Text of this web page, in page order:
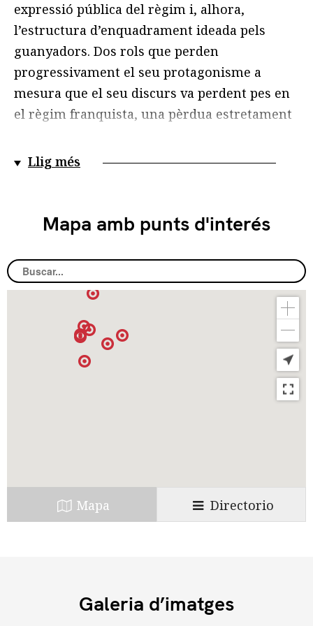
Llig més
expressió pública del règim i, alhora,
l’estructura d’enquadrament ideada pels
guanyadors. Dos rols que perden
progressivament el seu protagonisme a
mesura que el seu discurs va perdent pes en
el règim franquista, una pèrdua estretament
feixisme al nacionalcatolicisme, trànsit
l’escenografia feixista de Falange fou
adoptada pel dictador oportunista mentre li
va convenir. Adopció de bon grat i amb gran
rendiment però mai supeditació.
La Falange (el partit únic), d’inspiració
netament feixista i hereva, per tant, del
Fascio de Mussolini i de les SS hitlerianes, fou
un moviment encapçalat per joves estudiants
caracteritzat de forma sumària pel rebuig de
les injustícies socials de l’estat liberal, un
hauria de donar pas a una democràcia
Mapa amb punts d'interés​
Directorio
Mapa
Galeria d’imatges